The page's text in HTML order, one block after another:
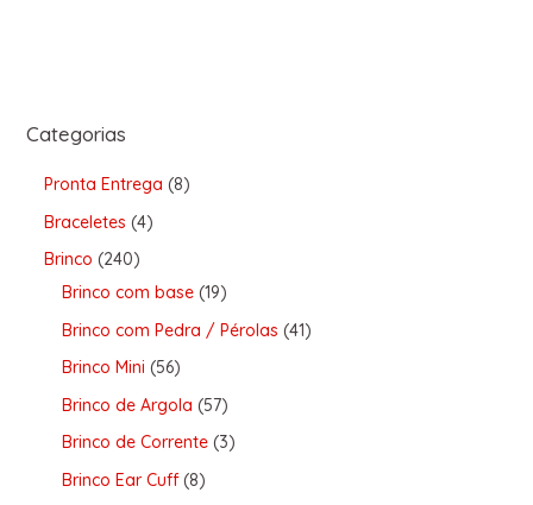
Categorias
Pronta Entrega 8
Braceletes 4
Brinco 240
Brinco com base 19
Brinco com Pedra / Pérolas 41
Brinco Mini 56
Brinco de Argola 57
Brinco de Corrente 3
Brinco Ear Cuff 8